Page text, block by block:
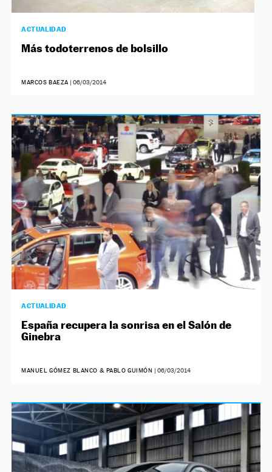
ACTUALIDAD
Más todoterrenos de bolsillo
MARCOS BAEZA |06/03/2014
ACTUALIDAD
España recupera la sonrisa en el Salón de
Ginebra
MANUEL GÓMEZ BLANCO & PABLO GUIMÓN | 06/03/2014